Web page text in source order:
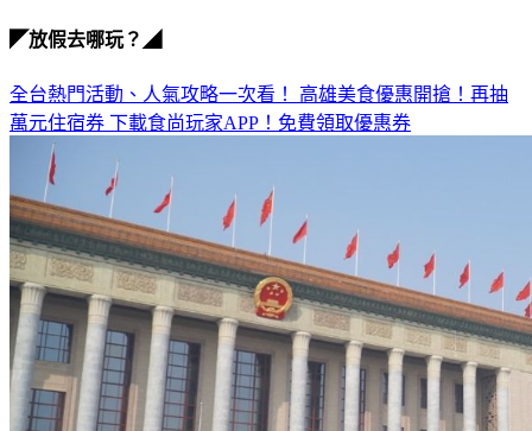
◤放假去哪玩？◢
全台熱門活動、人氣攻略一次看！ 高雄美食優惠開搶！再抽
萬元住宿券 下載食尚玩家APP！免費領取優惠券